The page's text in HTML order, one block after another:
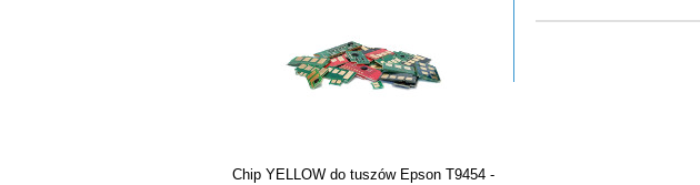
Chip YELLOW do tuszów Epson T9454 -